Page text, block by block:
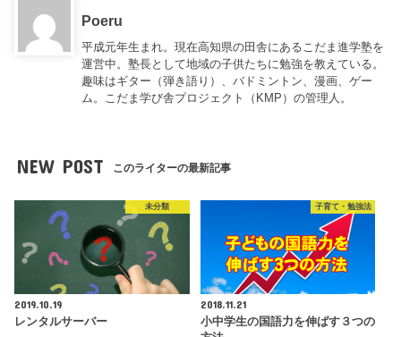
Poeru
平成元年生まれ。現在高知県の田舎にあるこだま進学塾を
運営中。塾長として地域の子供たちに勉強を教えている。
趣味はギター（弾き語り）、バドミントン、漫画、ゲー
ム。こだま学び舎プロジェクト（KMP）の管理人。
NEW POST このライターの最新記事
未分類
2019.10.19
レンタルサーバー
子育て・勉強法
2018.11.21
小中学生の国語力を伸ばす３つの